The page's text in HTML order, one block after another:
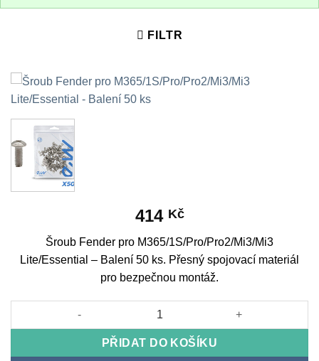
FILTR
414 Kč
Šroub Fender pro M365/1S/Pro/Pro2/Mi3/Mi3
Lite/Essential – Balení 50 ks. Přesný spojovací materiál
pro bezpečnou montáž.
Šroub Fender pro M365/1S/Pro/Pro2/Mi3/Mi3 Lite/Essential -
PŘIDAT DO KOŠÍKU